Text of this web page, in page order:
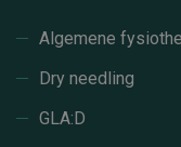
Algemene
Dry needling
GLA:D